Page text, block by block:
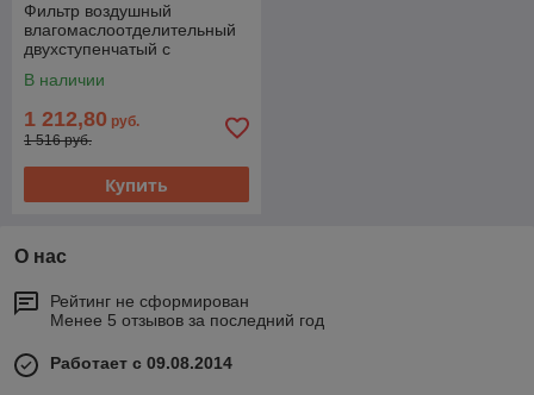
Фильтр воздушный
влагомаслоотделительный
двухступенчатый с
satajet)
В наличии
1 212,80 руб.
1 516 руб.
Купить
О нас
Рейтинг не сформирован
Менее 5 отзывов за последний год
Работает с 09.08.2014